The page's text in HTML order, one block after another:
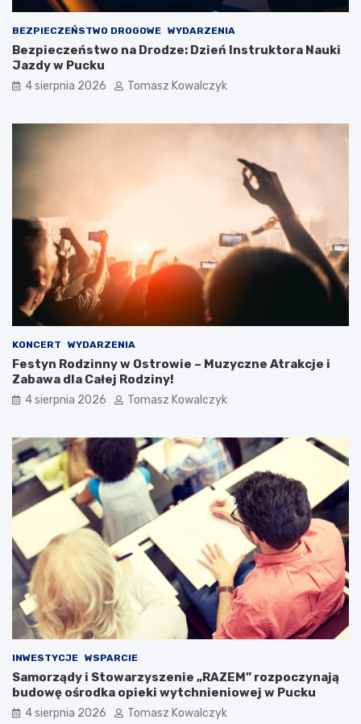
BEZPIECZEŃSTWO DROGOWE WYDARZENIA
Bezpieczeństwo na Drodze: Dzień Instruktora Nauki
Jazdy w Pucku
4 sierpnia 2026 Tomasz Kowalczyk
KONCERT WYDARZENIA
Festyn Rodzinny w Ostrowie – Muzyczne Atrakcje i
Zabawa dla Całej Rodziny!
4 sierpnia 2026 Tomasz Kowalczyk
INWESTYCJE WSPARCIE
Samorządy i Stowarzyszenie „RAZEM” rozpoczynają
budowę ośrodka opieki wytchnieniowej w Pucku
4 sierpnia 2026 Tomasz Kowalczyk